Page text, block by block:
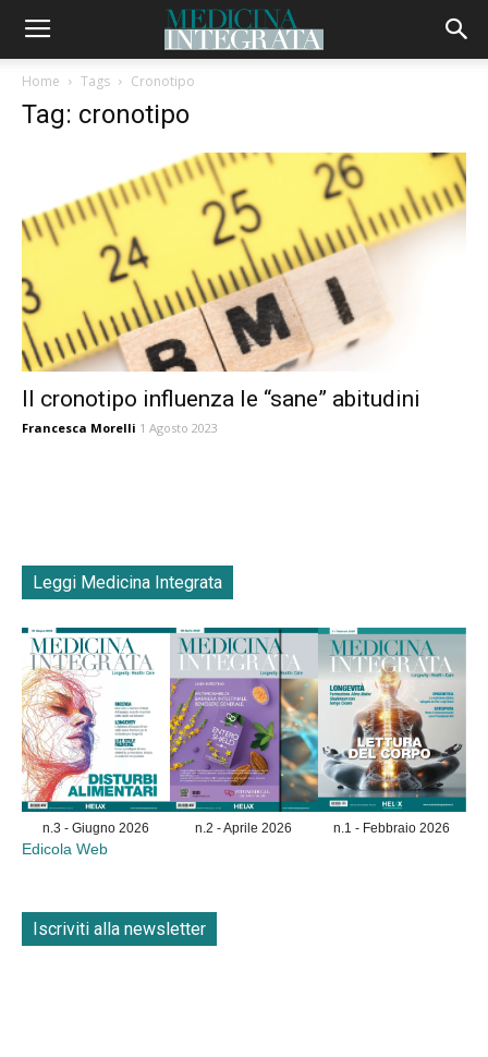
Home Tags Cronotipo
Tag: cronotipo
Il cronotipo influenza le “sane” abitudini
Francesca Morelli 1 Agosto 2023
Leggi Medicina Integrata
n.3 - Giugno 2026 n.2 - Aprile 2026 n.1 - Febbraio 2026
Edicola Web
Iscriviti alla newsletter